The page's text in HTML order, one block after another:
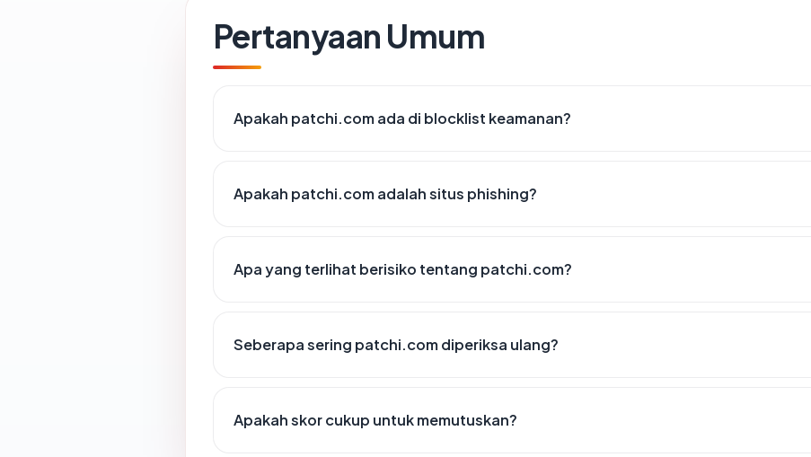
Pertanyaan Umum
Apakah patchi.com ada di blocklist keamanan?
Apakah patchi.com adalah situs phishing?
Apa yang terlihat berisiko tentang patchi.com?
Seberapa sering patchi.com diperiksa ulang?
Apakah skor cukup untuk memutuskan?